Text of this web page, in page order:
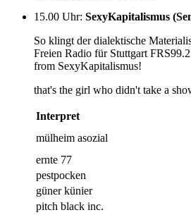
15.00 Uhr: SexyKapitalismus
So klingt der dialektische
Freien Radio für Stuttgart
from SexyKapitalismus!
that's the girl who didn't take a
Interpret
mülheim asozial
ernte 77
pestpocken
güner künier
pitch black inc.